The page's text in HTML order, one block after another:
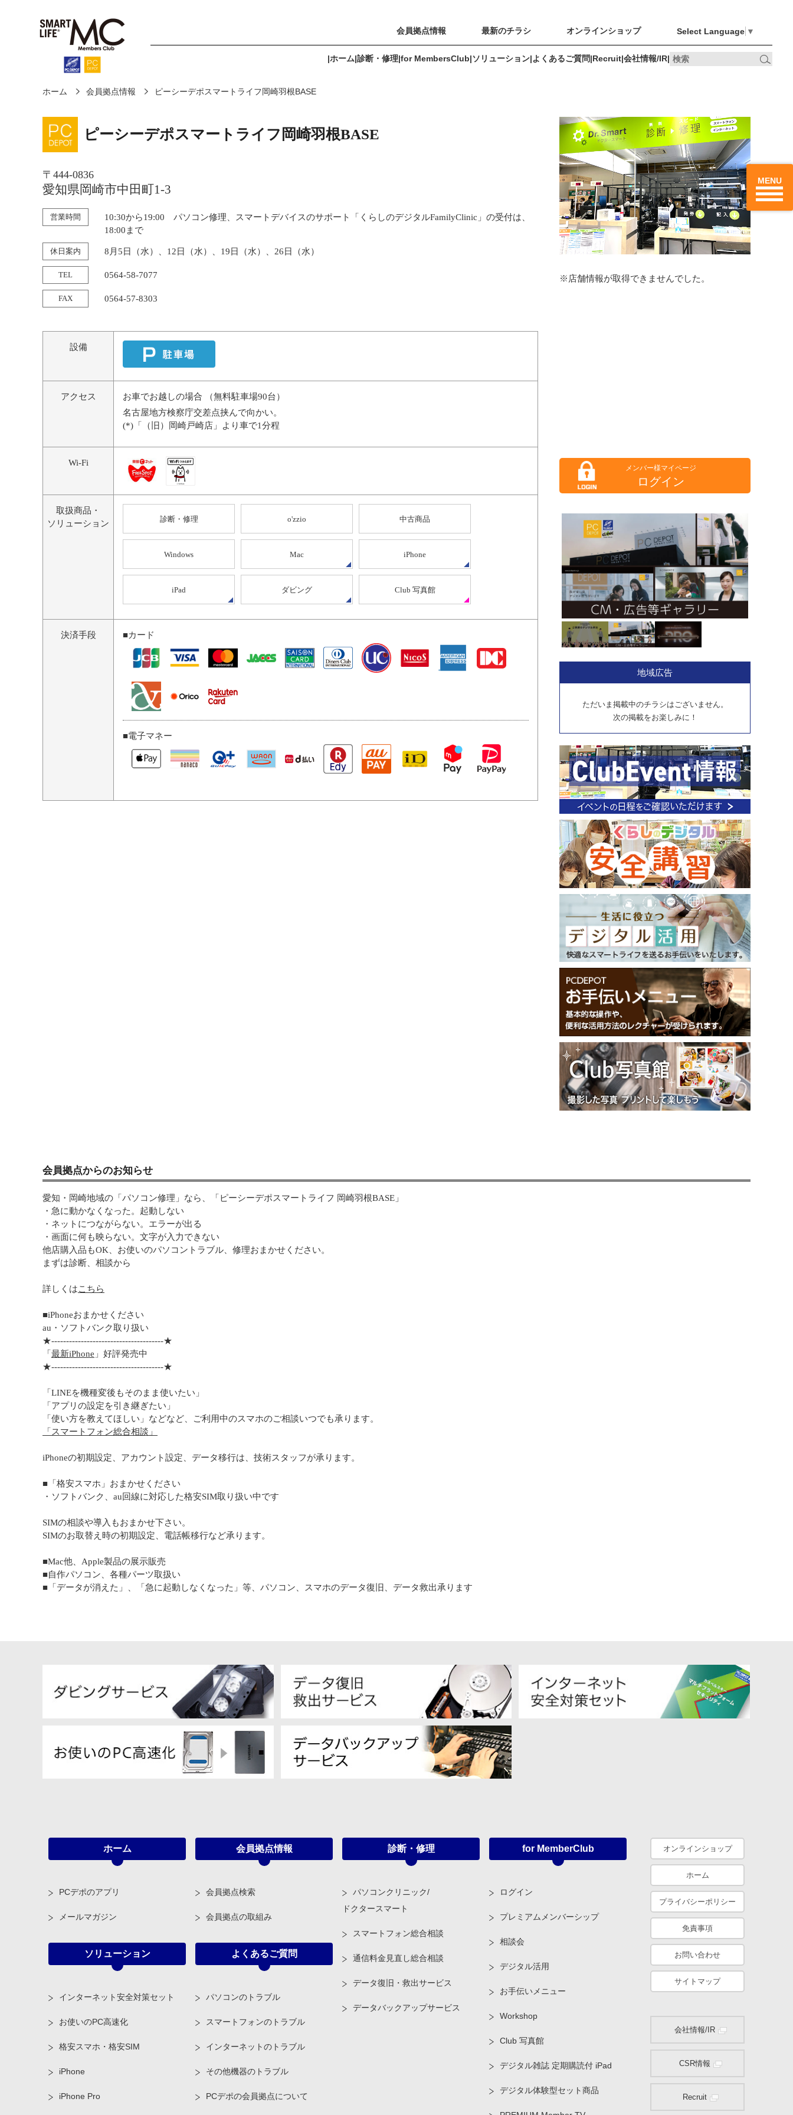
会員拠点情報 最新のチラシ オンラインショップ Select Language ▼
|ホーム|診断・修理|for MembersClub|ソリューション|よくあるご質問|Recruit|会社情報/IR|
ホーム 診断・修理 for MembersClub
ホーム 会員拠点情報 ピーシーデポスマートライフ岡崎羽根BASE
※店舗情報が取得できませんでした。
ログイン
地域広告
ただいま掲載中のチラシはございません。
次の掲載をお楽しみに！
ピーシーデポスマートライフ岡崎羽根BASE
〒444-0836
愛知県岡崎市中田町1-3
営業時間
10:30から19:00 パソコン修理、スマートデバイスのサポート「くらしのデジタルFamilyClinic」の受付は、
18:00まで
休日案内 8月5日（水）、12日（水）、19日（水）、26日（水）
TEL 0564-58-7077
FAX 0564-57-8303
設備
アクセス
お車でお越しの場合 （無料駐車場90台）
名古屋地方検察庁交差点挟んで向かい。
(*)「（旧）岡崎戸崎店」より車で1分程
Wi-Fi
取扱商品・
ソリューション
診断・修理 o'zzio 中古商品
Windows Mac iPhone
iPad ダビング Club 写真館
決済手段 ■カード
■電子マネー
会員拠点からのお知らせ
愛知・岡崎地域の「パソコン修理」なら、「ピーシーデポスマートライフ 岡崎羽根BASE」
・急に動かなくなった。起動しない
・ネットにつながらない。エラーが出る
・画面に何も映らない。文字が入力できない
他店購入品もOK、お使いのパソコントラブル、修理おまかせください。
まずは診断、相談から
詳しくはこちら
■iPhoneおまかせください
au・ソフトバンク取り扱い
★--------------------------------------★
「 最新iPhone 」好評発売中
★--------------------------------------★
「LINEを機種変後もそのまま使いたい」
「アプリの設定を引き継ぎたい」
「使い方を教えてほしい」などなど、ご利用中のスマホのご相談いつでも承ります。
「スマートフォン総合相談」
iPhoneの初期設定、アカウント設定、データ移行は、技術スタッフが承ります。
■「格安スマホ」おまかせください
・ソフトバンク、au回線に対応した格安SIM取り扱い中です
SIMの相談や導入もおまかせ下さい。
SIMのお取替え時の初期設定、電話帳移行など承ります。
■Mac他、Apple製品の展示販売
■自作パソコン、各種パーツ取扱い
■「データが消えた」、「急に起動しなくなった」等、パソコン、スマホのデータ復旧、データ救出承ります
ホーム
PCデポのアプリ
メールマガジン
会員拠点情報
会員拠点検索
会員拠点の取組み
診断・修理
パソコンクリニック/
ドクタースマート
スマートフォン総合相談
通信料金見直し総合相談
データ復旧・救出サービス
データバックアップサービス
for MemberClub
ログイン
プレミアムメンバーシップ
相談会
デジタル活用
お手伝いメニュー
Workshop
Club 写真館
デジタル雑誌 定期購読付 iPad
デジタル体験型セット商品
ソリューション
インターネット安全対策セット
お使いのPC高速化
格安スマホ・格安SIM
iPhone
iPhone Pro
よくあるご質問
パソコンのトラブル
スマートフォンのトラブル
インターネットのトラブル
その他機器のトラブル
PCデポの会員拠点について
オンラインショップ
ホーム
プライバシーポリシー
免責事項
お問い合わせ
サイトマップ
会社情報/IR
CSR情報
Recruit